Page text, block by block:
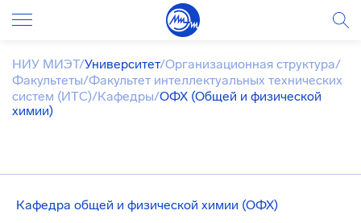
Кафедра общей и физической химии (ОФХ)
НИУ МИЭТ/Университет/Организационная структура/
Факультеты/Факультет интеллектуальных технических
систем (ИТС)/Кафедры/ОФХ (Общей и физической
химии)